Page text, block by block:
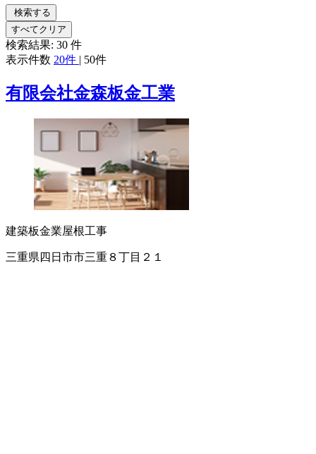
検索する
すべてクリア
検索結果: 30 件
表示件数 20件 | 50件
有限会社金森板金工業
建築板金業屋根工事
三重県四日市市三重８丁目２１